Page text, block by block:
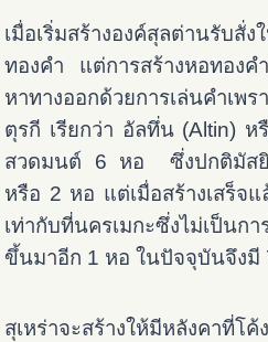
เมื่อเริ่มสร้างองค์สุลต่านรับสั่
ทองคำ แต่การสร้างหอทอง
หาทางออกด้วยการเล่นคำเพ
ตุรกี เรียกว่า อัลทึ่น (Altin) ห
สวดมนต์ 6 หอ ซึ่งปกติมัสยิ
หรือ 2 หอ แต่เมื่อสร้างเสร็
เท่ากับที่นครเมกะซึ่งไม่เป็นก
ขึ้นมาอีก 1 หอ ในปัจจุบันจึงมี
สุเหร่าจะสร้างให้มีหลังคาที่โค้